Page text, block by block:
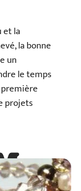
et la
la bonne
un
le temps
première
projets